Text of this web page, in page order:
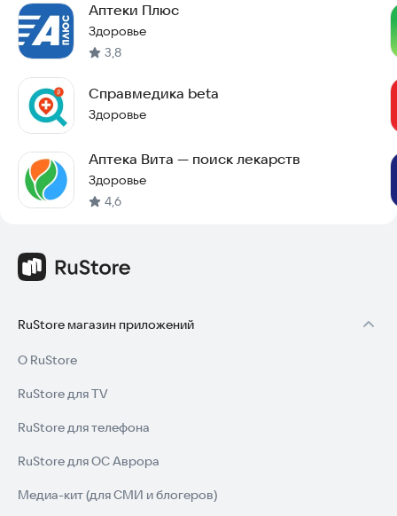
Аптеки Плюс
Здоровье
3,8
Справмедика beta
Здоровье
Аптека Вита — поиск лекарств
Здоровье
4,6
RuStore магазин приложений
О RuStore
RuStore для TV
RuStore для телефона
RuStore для ОС Аврора
Медиа-кит (для СМИ и блогеров)